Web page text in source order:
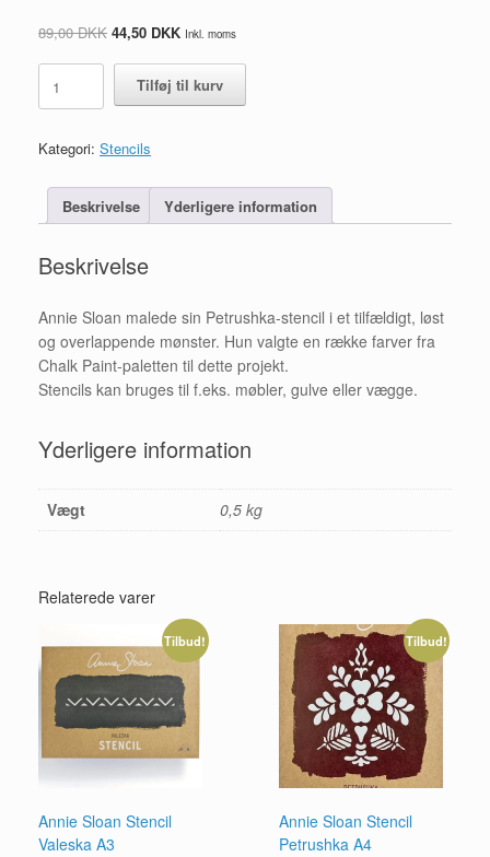
89,00DKK Den
pris
44,50 DKKDen
er:
Inkl. moms
Sloan
Stencil
A4
Tilføj til kurv
Kategori: Stencils
Beskrivelse Yderligere information
Beskrivelse
Annie Sloan malede sin Petrushka-stencil i et tilfældigt, løst
og overlappende mønster. Hun valgte en række farver fra
Chalk Paint-paletten til dette projekt.
Stencils kan bruges til f.eks. møbler, gulve eller vægge.
Yderligere information
Vægt 0,5 kg
Relaterede varer
Tilbud!
Annie Sloan Stencil
Valeska A3
Tilbud!
Annie Sloan Stencil
Petrushka A4